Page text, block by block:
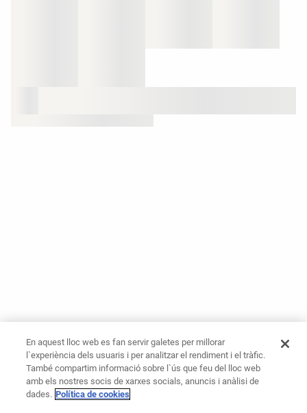
En aquest lloc web es fan servir galetes per millorar
l`experiència dels usuaris i per analitzar el rendiment i el tràfic.
També compartim informació sobre l`ús que feu del lloc web
amb els nostres socis de xarxes socials, anuncis i anàlisi de
dades. Política de cookies